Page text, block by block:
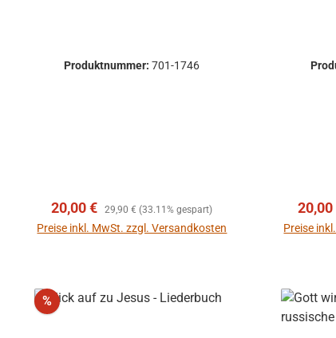
Produktnummer:701-1746
Verkaufspreis:
20,00 € Regulärer Preis:
29,90 € (33.11% gespart)
Preise inkl. MwSt. zzgl. Versandkosten
20,00
Preise
%Rabatt